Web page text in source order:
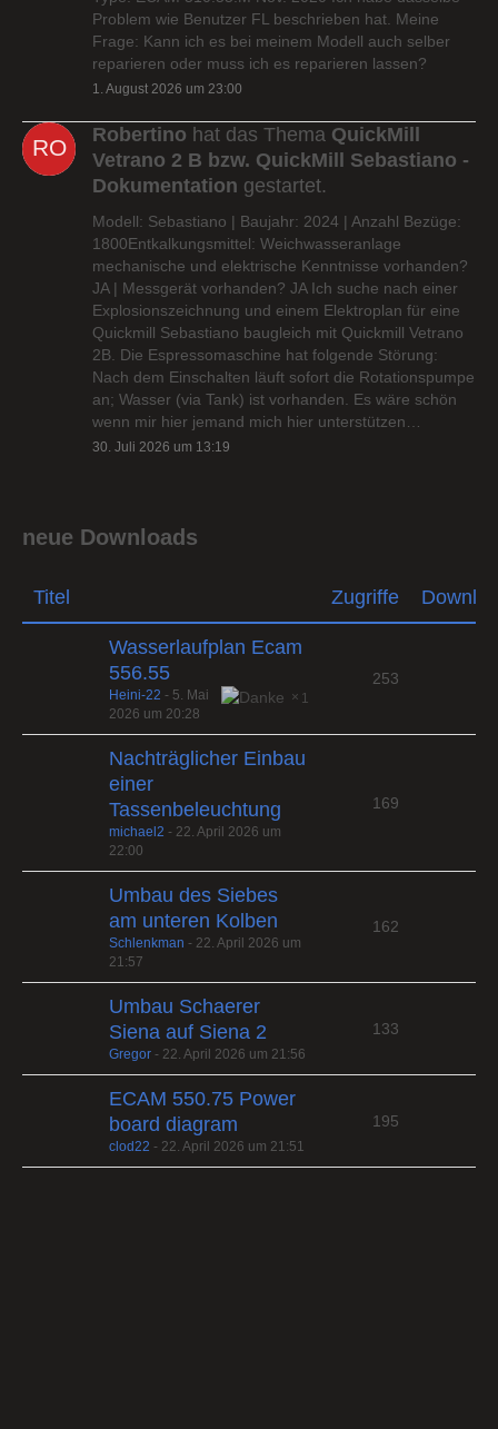
Problem wie Benutzer FL beschrieben hat. Meine
Frage: Kann ich es bei meinem Modell auch selber
reparieren oder muss ich es reparieren lassen?
1. August 2026 um 23:00
Robertino hat das Thema QuickMill
Vetrano 2 B bzw. QuickMill Sebastiano -
Dokumentation gestartet.
Modell: Sebastiano | Baujahr: 2024 | Anzahl Bezüge:
1800Entkalkungsmittel: Weichwasseranlage
mechanische und elektrische Kenntnisse vorhanden?
JA | Messgerät vorhanden? JA Ich suche nach einer
Explosionszeichnung und einem Elektroplan für eine
Quickmill Sebastiano baugleich mit Quickmill Vetrano
2B. Die Espressomaschine hat folgende Störung:
Nach dem Einschalten läuft sofort die Rotationspumpe
an; Wasser (via Tank) ist vorhanden. Es wäre schön
wenn mir hier jemand mich hier unterstützen…
30. Juli 2026 um 13:19
neue Downloads
Titel Zugriffe
Wasserlaufplan Ecam
556.55
1
Heini-22 - 5. Mai
2026 um 20:28
253
Nachträglicher Einbau
einer
Tassenbeleuchtung
michael2 - 22. April 2026 um
22:00
169
Umbau des Siebes
am unteren Kolben
Schlenkman - 22. April 2026 um
21:57
162
Umbau Schaerer
Siena auf Siena 2
Gregor - 22. April 2026 um 21:56
133
ECAM 550.75 Power
board diagram
clod22 - 22. April 2026 um 21:51
195